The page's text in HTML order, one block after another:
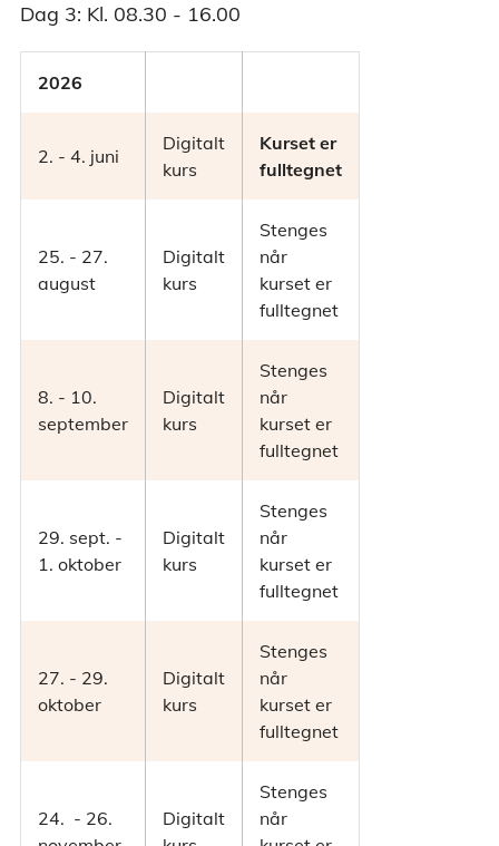
Dag 3: Kl. 08.30 - 16.00
2026
2. - 4. juni
Digitalt
kurs
Kurset er
fulltegnet
25. - 27.
august
Digitalt
kurs
Stenges
når
kurset er
fulltegnet
8. - 10.
september
Digitalt
kurs
Stenges
når
kurset er
fulltegnet
29. sept. -
1. oktober
Digitalt
kurs
Stenges
når
kurset er
fulltegnet
27. - 29.
oktober
Digitalt
kurs
Stenges
når
kurset er
fulltegnet
24. - 26.
Digitalt
Stenges
når